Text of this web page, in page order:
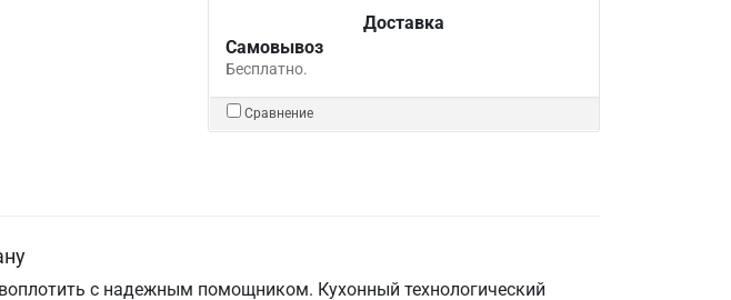
Доставка
Самовывоз
Бесплатно.
Сравнение
с надежным помощником. Кухонный технологический